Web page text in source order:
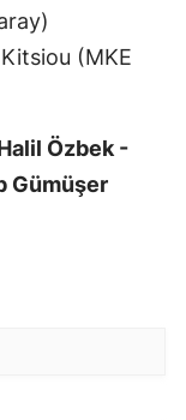
(MKE
Özbek -
Gümüşer